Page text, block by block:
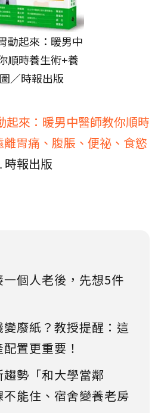
動起來：暖男中
順時養生術+養
／時報出版
起來：暖男中醫師教你順時
胃痛、腹脹、便祕、食慾
時報出版
個人老後，先想5件
廢紙？教授提醒：這
置更重要！
勢「和大學當鄰
能住、宿舍變養老房